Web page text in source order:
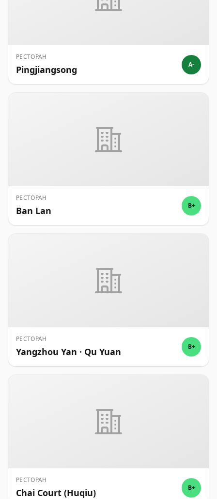
РЕСТОРАН
Pingjiangsong A-
РЕСТОРАН
Ban Lan B+
РЕСТОРАН
Yangzhou Yan · Qu Yuan B+
РЕСТОРАН
Chai Court (Huqiu) B+